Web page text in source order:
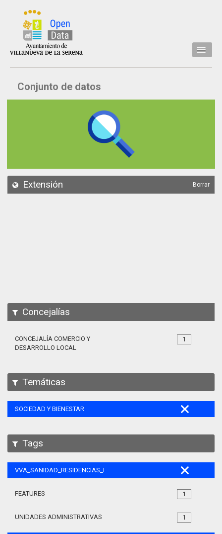
Inicio
Datos
API
Conjunto de datos
Extensión Borrar
Concejalías
1
CONCEJALÍA COMERCIO Y
DESARROLLO LOCAL
Temáticas
SOCIEDAD Y BIENESTAR
Tags
VVA_SANIDAD_RESIDENCIAS_MAYORES_105
1
FEATURES
1
UNIDADES ADMINISTRATIVAS